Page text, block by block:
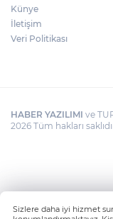
Künye
İletişim
Veri Politikası
HABER YAZILIMI ve
2026 Tüm hakları
Sizlere daha iyi hizmet